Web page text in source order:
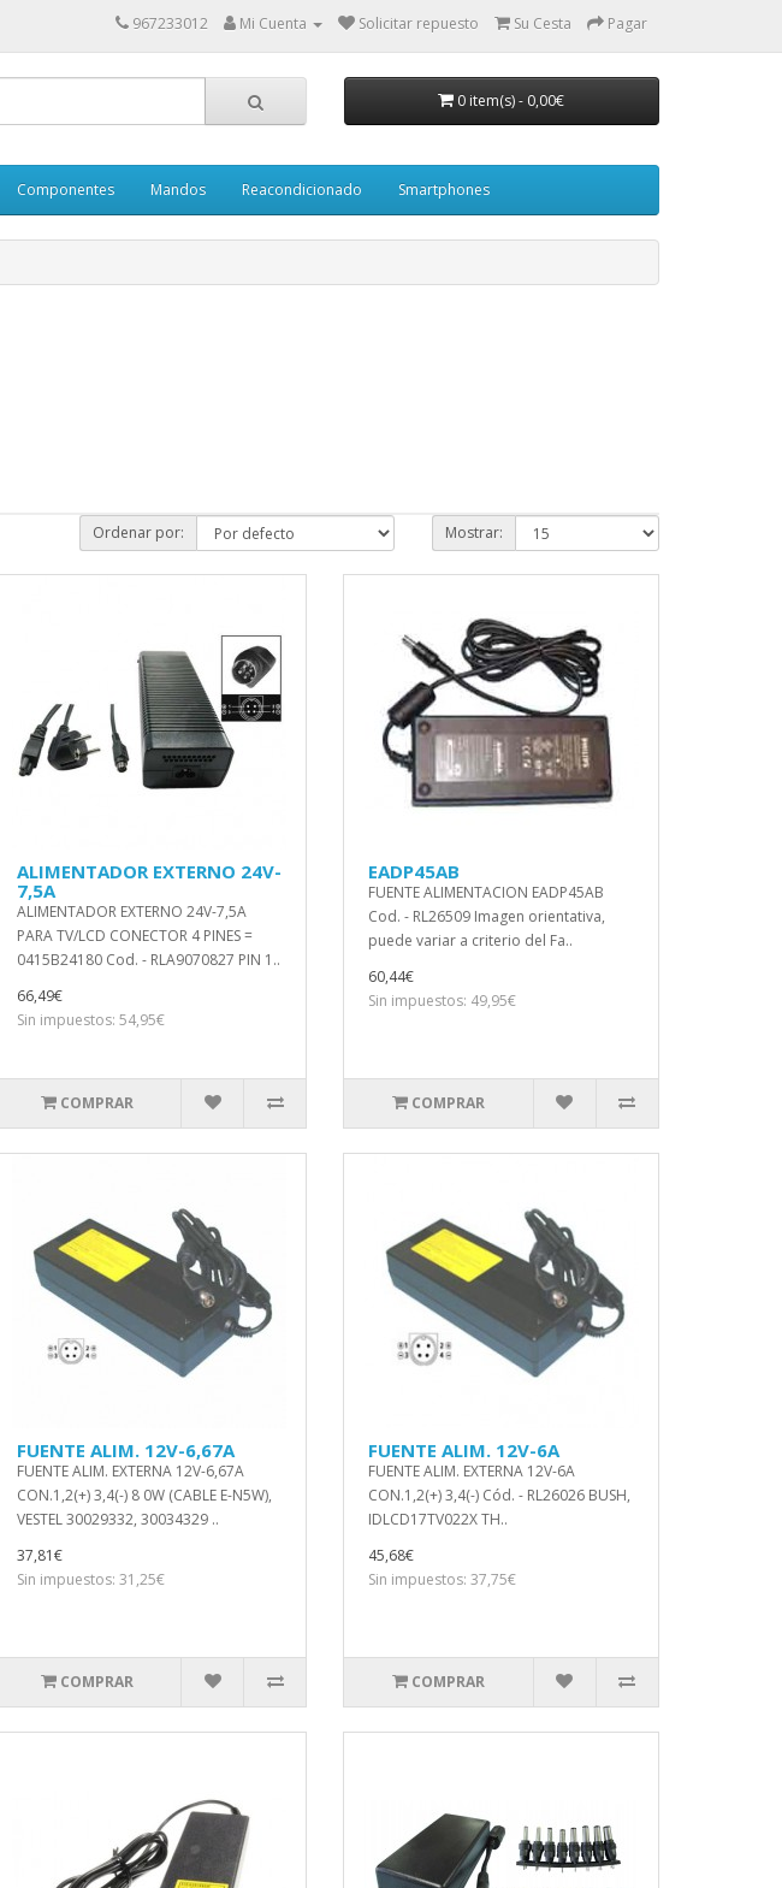
967233012 Mi Cuenta Solicitar repuesto Su Cesta Pagar
0 item(s)- 0,00€
Componentes Mandos Reacondicionado Smartphones
Ordenar por: Mostrar:
ALIMENTADOR EXTERNO 24V-
7,5A
ALIMENTADOR EXTERNO 24V-7,5A
PARA TV/LCD CONECTOR 4 PINES =
0415B24180 Cod. - RLA9070827 PIN 1..
66,49€
Sin impuestos: 54,95€
COMPRAR
EADP45AB
FUENTE ALIMENTACION EADP45AB
Cod. - RL26509 Imagen orientativa,
puede variar a criterio del Fa..
60,44€
Sin impuestos: 49,95€
COMPRAR
FUENTE ALIM. 12V-6,67A
FUENTE ALIM. EXTERNA 12V-6,67A
CON.1,2(+) 3,4(-) 8 0W (CABLE E-N5W),
VESTEL 30029332, 30034329 ..
37,81€
Sin impuestos: 31,25€
COMPRAR
FUENTE ALIM. 12V-6A
FUENTE ALIM. EXTERNA 12V-6A
CON.1,2(+) 3,4(-) Cód. - RL26026 BUSH,
IDLCD17TV022X TH..
45,68€
Sin impuestos: 37,75€
COMPRAR